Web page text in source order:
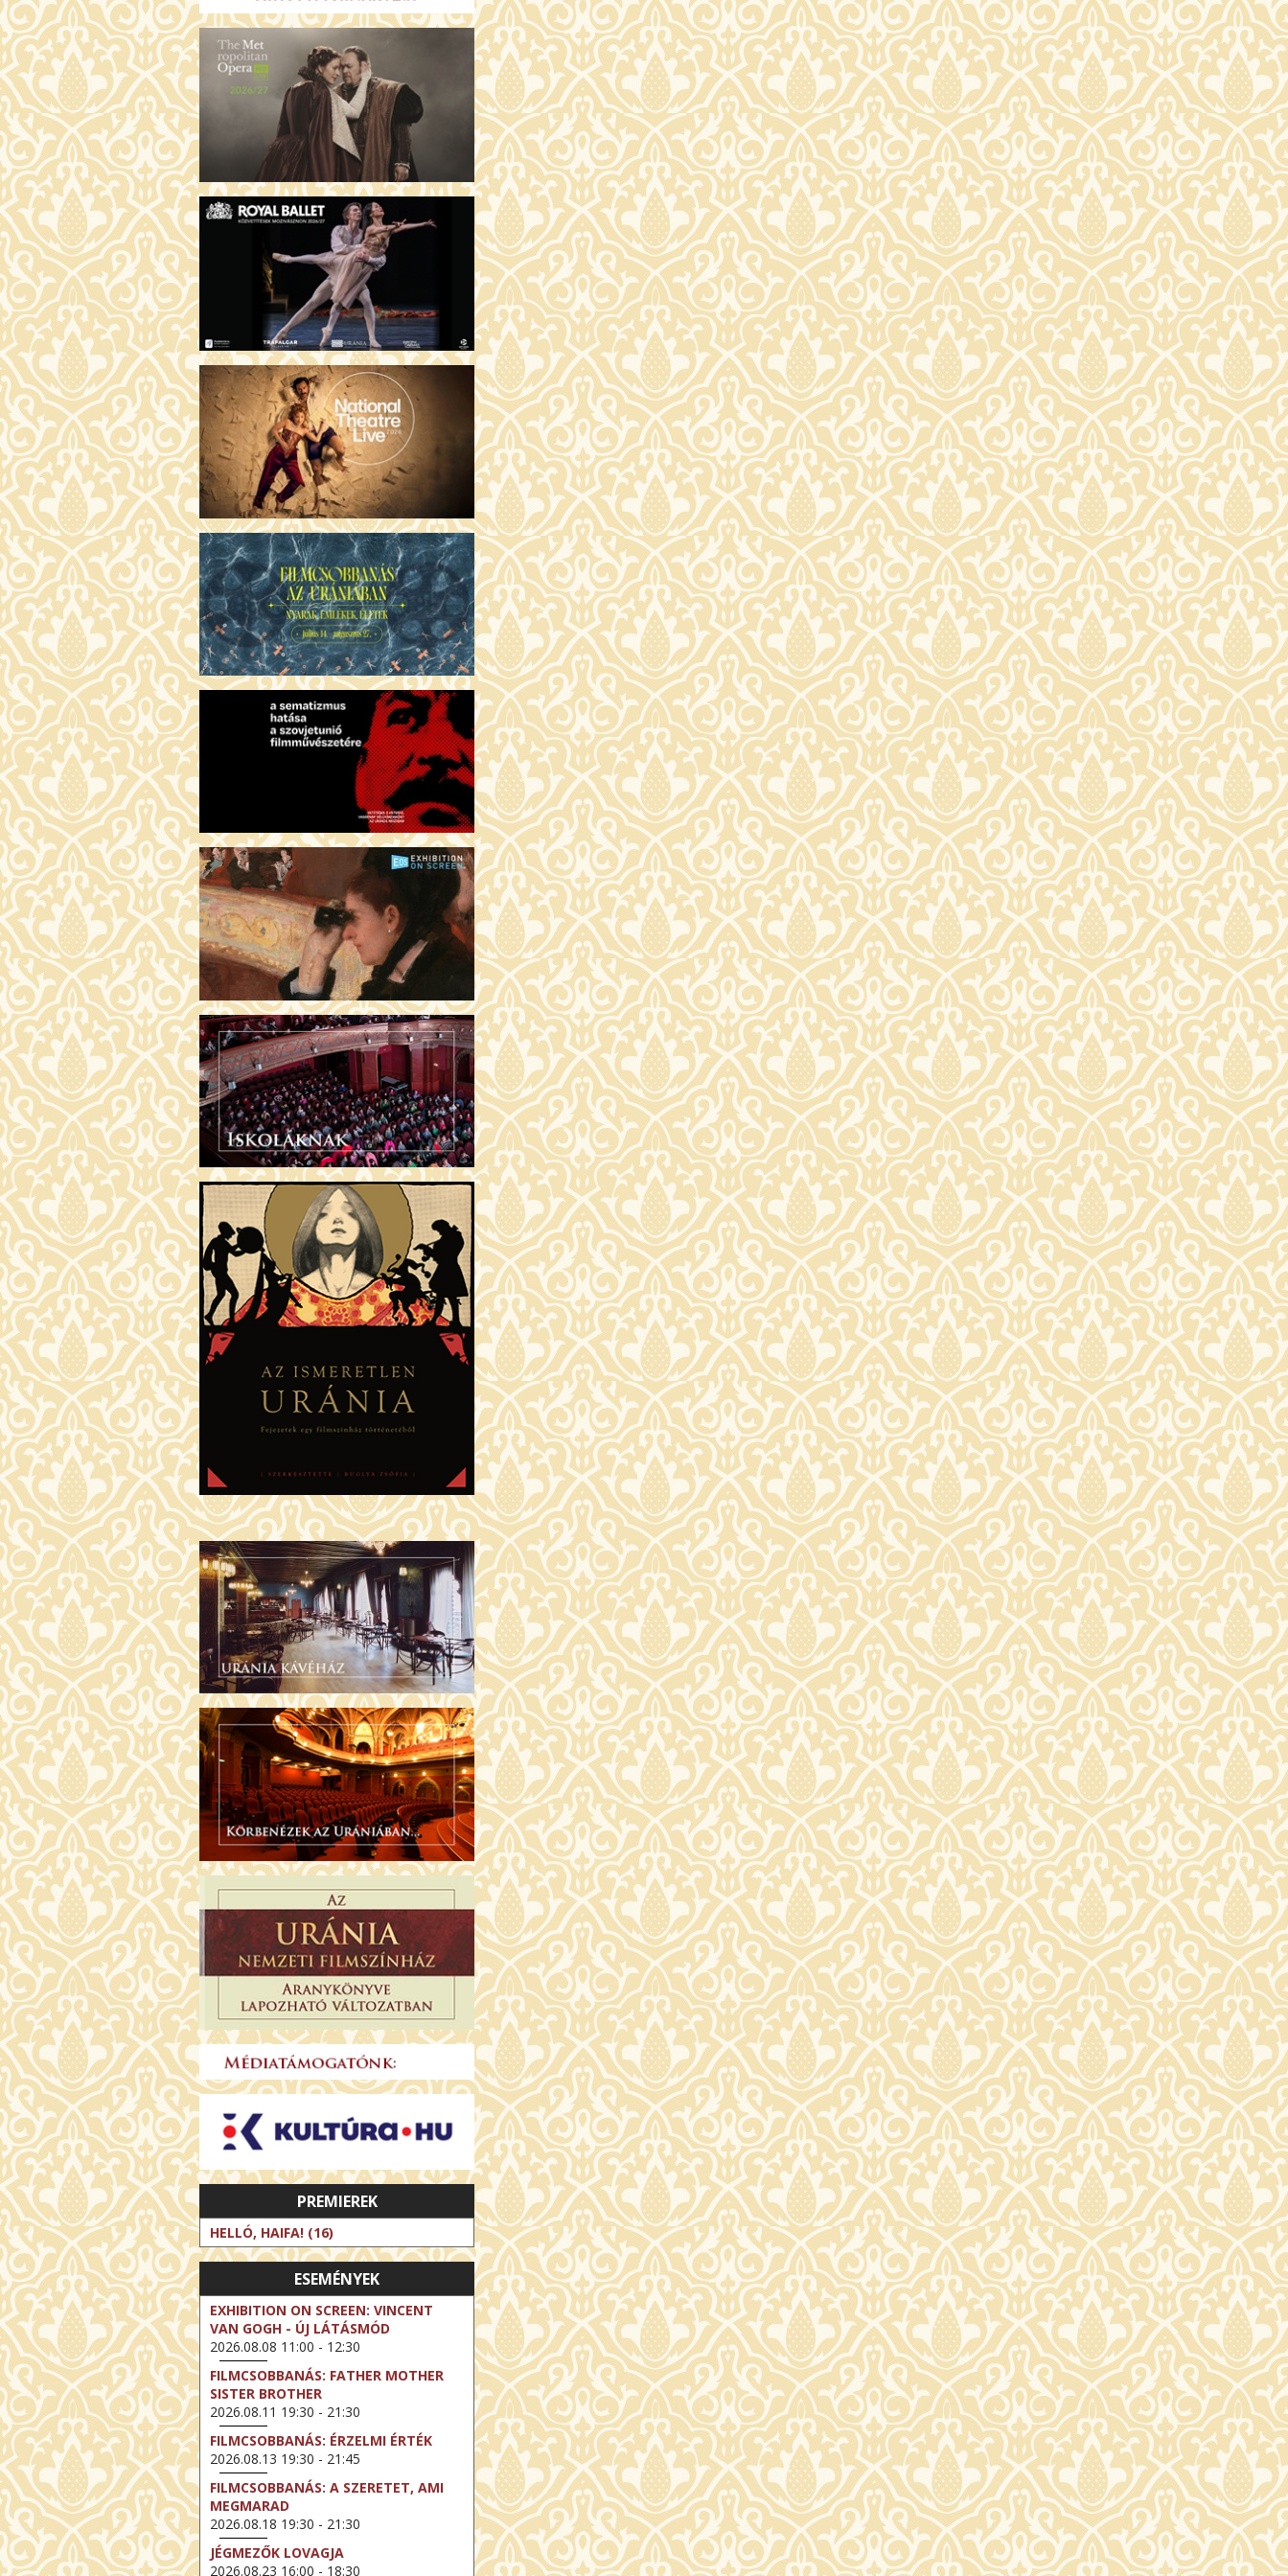
PREMIEREK
HELLÓ, HAIFA! (16)
ESEMÉNYEK
EXHIBITION ON SCREEN: VINCENT
VAN GOGH - ÚJ LÁTÁSMÓD
2026.08.08 11:00 - 12:30
FILMCSOBBANÁS: FATHER MOTHER
SISTER BROTHER
2026.08.11 19:30 - 21:30
FILMCSOBBANÁS: ÉRZELMI ÉRTÉK
2026.08.13 19:30 - 21:45
FILMCSOBBANÁS: A SZERETET, AMI
MEGMARAD
2026.08.18 19:30 - 21:30
JÉGMEZŐK LOVAGJA
2026.08.23 16:00 - 18:30